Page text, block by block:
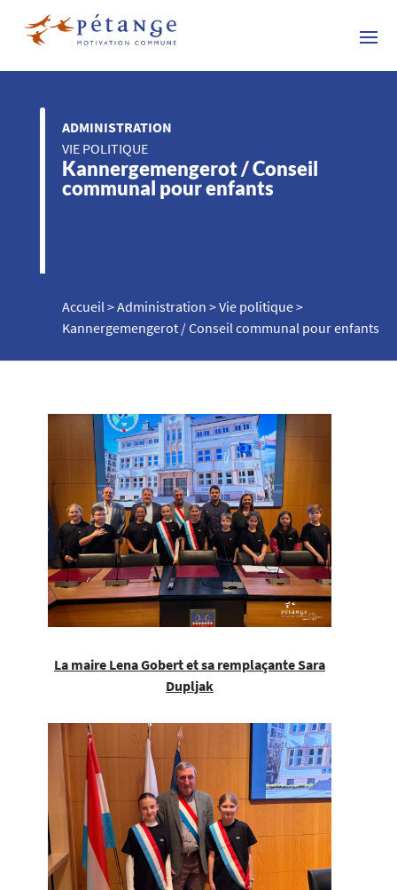
ADMINISTRATION
VIE POLITIQUE
Kannergemengerot / Conseil
communal pour enfants
Accueil>Administration >Vie politique>
Kannergemengerot / Conseil communal pour enfants
La maire Lena Gobert et sa remplaçante Sara
Dupljak